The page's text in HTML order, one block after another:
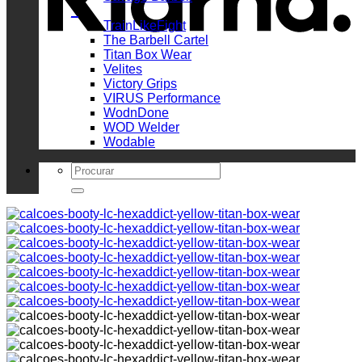
_
TrainLikeFight
The Barbell Cartel
Titan Box Wear
Velites
Victory Grips
VIRUS Performance
WodnDone
WOD Welder
Wodable
Search
for: